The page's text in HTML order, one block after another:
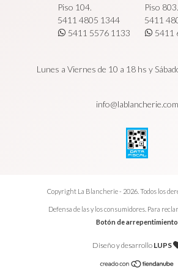
Piso 104.
5411 4805 1344
5411 5576 1133
Piso 803.
5411
5411
Lunes a Viernes de 10 a 18 hs y
info@lablancherie.com
Copyright La Blancherie - 2026. Todos los
Defensa de las y los consumidores. Para
Botón de arrepentimiento
Diseño y desarrollo LUPS